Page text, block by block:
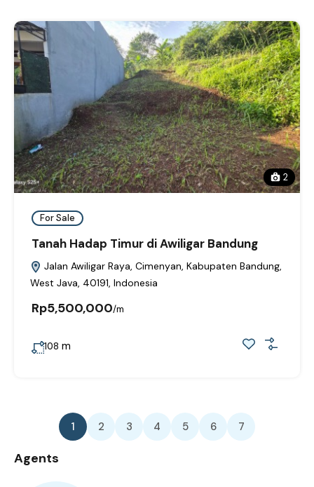
2
For Sale
Tanah Hadap Timur di Awiligar Bandung
Jalan Awiligar Raya, Cimenyan, Kabupaten Bandung,
West Java, 40191, Indonesia
Rp5,500,000/m
108 m
1 2 3 4 5 6 7
Agents